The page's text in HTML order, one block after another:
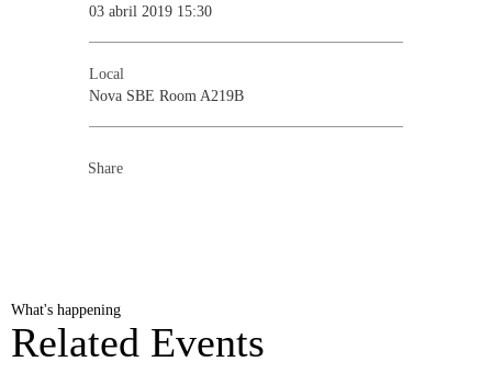
03 abril 2019 15:30
Local
Nova SBE Room A219B
Share
What's happening
Related Events